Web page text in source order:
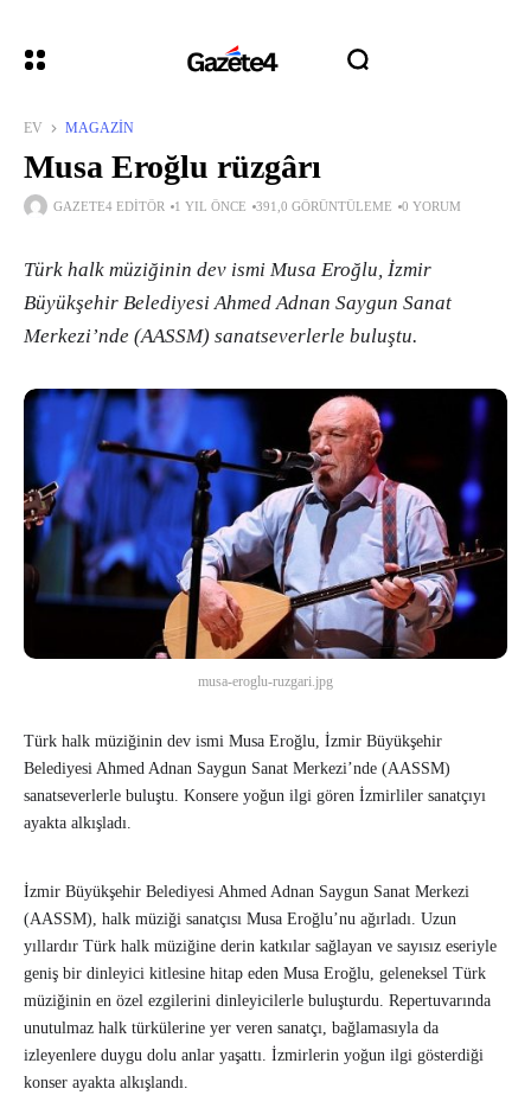
EV MAGAZIN
Musa Eroğlu rüzgârı
GAZETE4 EDITÖR 1 YIL ÖNCE 391,0 GÖRÜNTÜLEME 0 YORUM
Türk halk müziğinin dev ismi Musa Eroğlu, İzmir
Büyükşehir Belediyesi Ahmed Adnan Saygun Sanat
Merkezi’nde (AASSM) sanatseverlerle buluştu.
musa-eroglu-ruzgari.jpg
Türk halk müziğinin dev ismi Musa Eroğlu, İzmir Büyükşehir
Belediyesi Ahmed Adnan Saygun Sanat Merkezi’nde (AASSM)
sanatseverlerle buluştu. Konsere yoğun ilgi gören İzmirliler sanatçıyı
ayakta alkışladı.
İzmir Büyükşehir Belediyesi Ahmed Adnan Saygun Sanat Merkezi
(AASSM), halk müziği sanatçısı Musa Eroğlu’nu ağırladı. Uzun
yıllardır Türk halk müziğine derin katkılar sağlayan ve sayısız eseriyle
geniş bir dinleyici kitlesine hitap eden Musa Eroğlu, geleneksel Türk
müziğinin en özel ezgilerini dinleyicilerle buluşturdu. Repertuvarında
unutulmaz halk türkülerine yer veren sanatçı, bağlamasıyla da
izleyenlere duygu dolu anlar yaşattı. İzmirlerin yoğun ilgi gösterdiği
konser ayakta alkışlandı.